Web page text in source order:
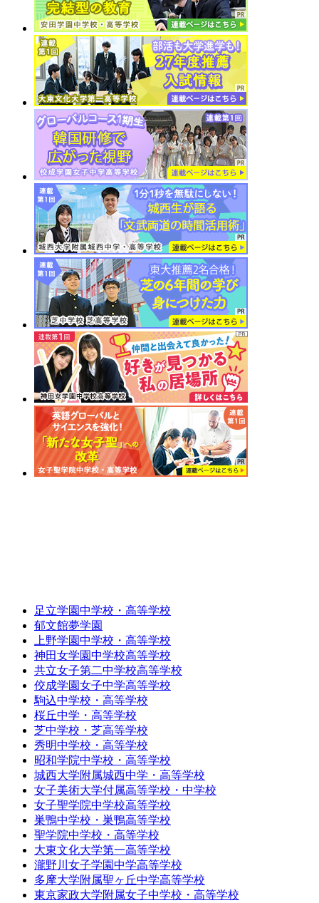
足立学園中学校・高等学校
郁文館夢学園
上野学園中学校・高等学校
神田女学園中学校高等学校
共立女子第二中学校高等学校
佼成学園女子中学高等学校
駒込中学校・高等学校
桜丘中学・高等学校
芝中学校・芝高等学校
秀明中学校・高等学校
昭和学院中学校・高等学校
城西大学附属城西中学・高等学校
女子美術大学付属高等学校・中学校
女子聖学院中学校高等学校
巣鴨中学校・巣鴨高等学校
聖学院中学校・高等学校
大東文化大学第一高等学校
瀧野川女子学園中学高等学校
多摩大学附属聖ヶ丘中学高等学校
東京家政大学附属女子中学校・高等学校